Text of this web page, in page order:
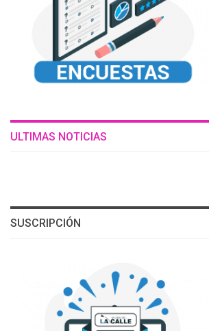
ULTIMAS NOTICIAS
SUSCRIPCIÓN